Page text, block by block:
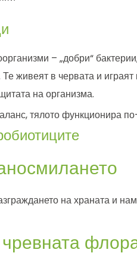
– „добри“
живеят в червата и
на организма.
тялото функционира
на храната и